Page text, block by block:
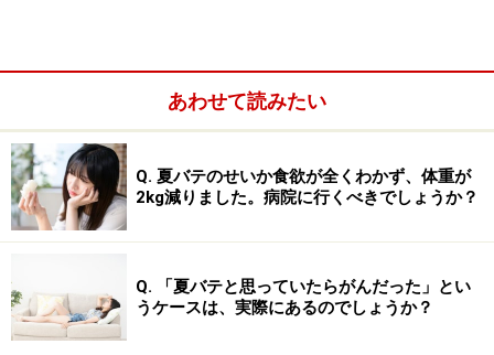
で、急速に順位をあげてきたのが、がんです。1980年代
には、脳血管障害を抜いて、日本人の死因第１位とな
あわせて読みたい
Q. 夏バテのせいか食欲が全くわかず、体重が
2kg減りました。病院に行くべきでしょうか？
Q. 「夏バテと思っていたらがんだった」とい
うケースは、実際にあるのでしょうか？